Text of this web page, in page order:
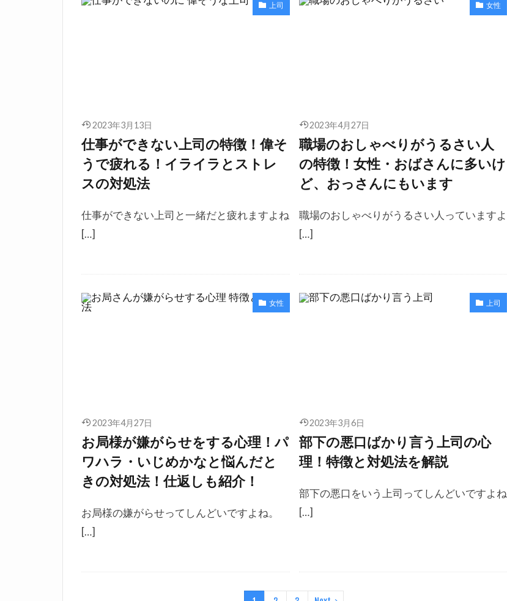
上司
2023年3月13日
仕事ができない上司の特徴！偉そ
うで疲れる！イライラとストレ
スの対処法
仕事ができない上司と一緒だと疲れますよね
[…]
女性
2023年4月27日
職場のおしゃべりがうるさい人
の特徴！女性・おばさんに多いけ
ど、おっさんにもいます
職場のおしゃべりがうるさい人っていますよ
[…]
女性
2023年4月27日
お局様が嫌がらせをする心理！パ
ワハラ・いじめかなと悩んだと
きの対処法！仕返しも紹介！
お局様の嫌がらせってしんどいですよね。
[…]
上司
2023年3月6日
部下の悪口ばかり言う上司の心
理！特徴と対処法を解説
部下の悪口をいう上司ってしんどいですよね
[…]